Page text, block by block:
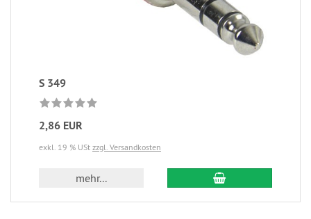
S 349
2,86 EUR
exkl. 19 % USt zzgl. Versandkosten
mehr...